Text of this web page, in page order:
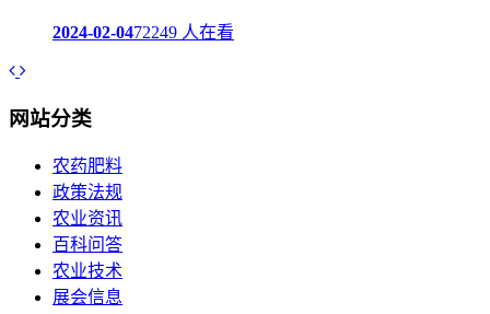
2024-02-0472249 人在看
网站分类
农药肥料
政策法规
农业资讯
百科问答
农业技术
展会信息